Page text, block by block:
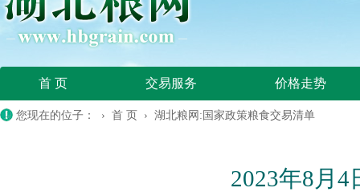
首 页 交易服务 价格走势
您现在的位子： › 首 页 › 湖北粮网:国家政策粮食交易清单
2023年8月